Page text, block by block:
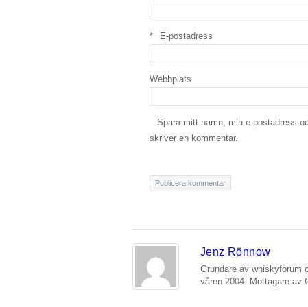
E-postadress
*
Webbplats
Spara mitt namn, min e-postadress
skriver en kommentar.
Jenz Rönnow
Grundare av whiskyforum
våren 2004. Mottagare av